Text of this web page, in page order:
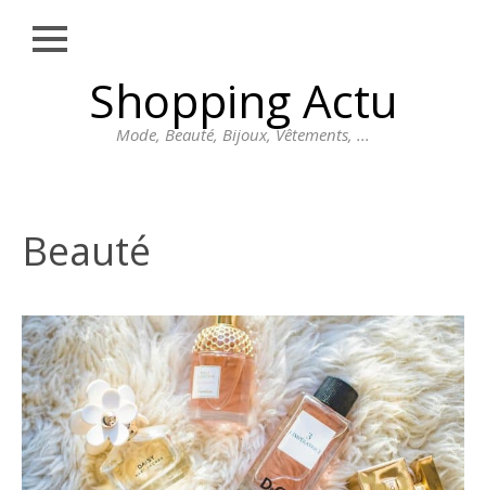
Shopping Actu
Mode, Beauté, Bijoux, Vêtements, ...
Close
DIVERS
Beauté